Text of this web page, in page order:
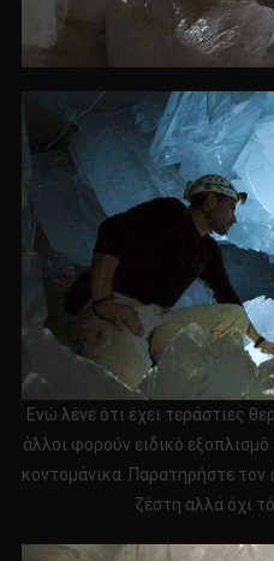
Ενώ λένε ότι έχει τεράστιες
άλλοι φορούν ειδικό
κοντομάνικα. Παρατηρήστε τον
ζέστη αλλά όχι